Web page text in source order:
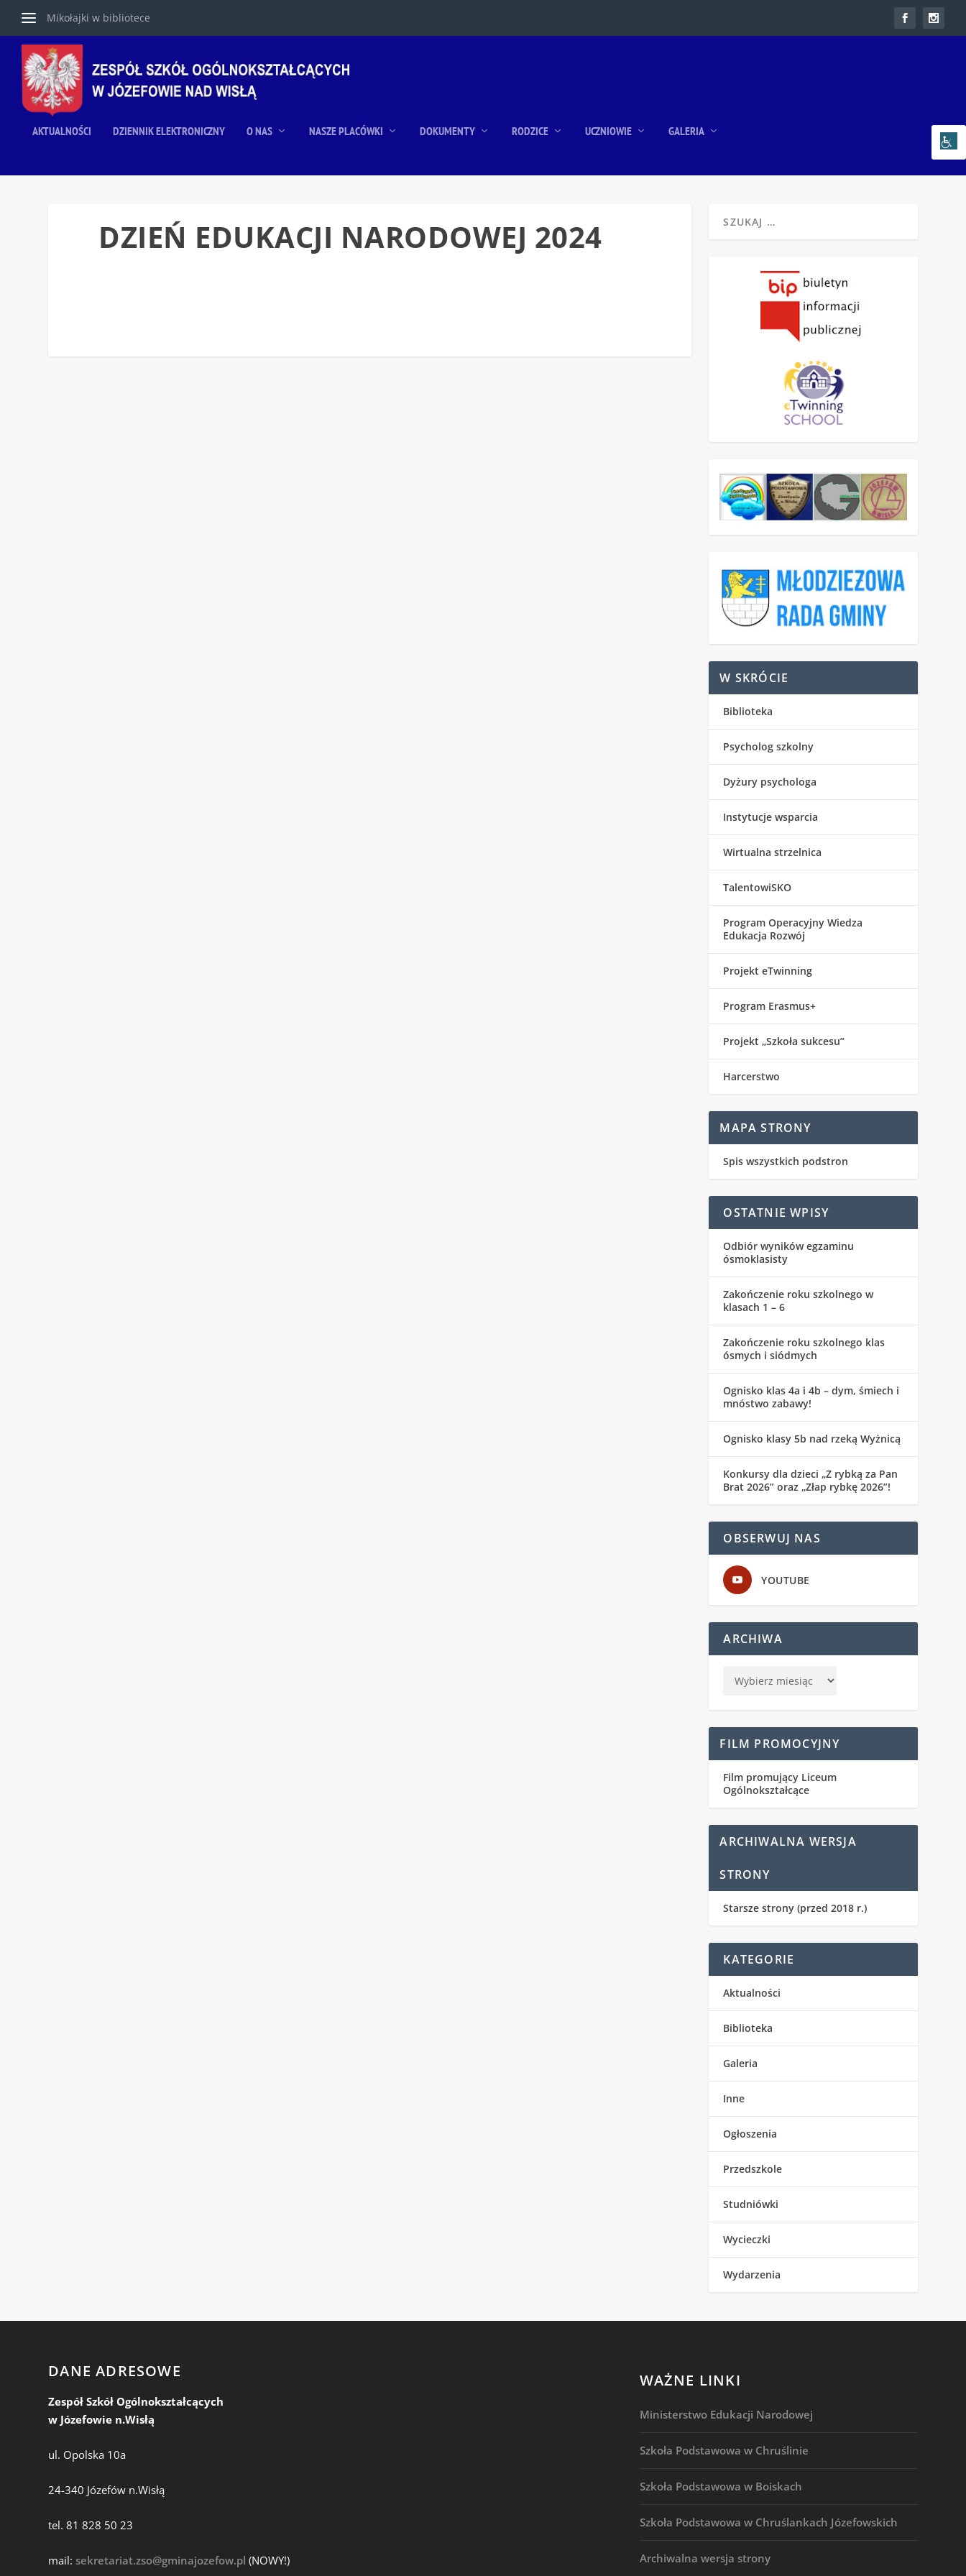
Mikołajki w bibliotece
AKTUALNOŚCI DZIENNIK ELEKTRONICZNY O NAS NASZE PLACÓWKI DOKUMENTY RODZICE UCZNIOWIE GALERIA
DZIEŃ EDUKACJI NARODOWEJ 2024
W SKRÓCIE
Biblioteka
Psycholog szkolny
Dyżury psychologa
Instytucje wsparcia
Wirtualna strzelnica
TalentowiSKO
Program Operacyjny Wiedza
Edukacja Rozwój
Projekt eTwinning
Program Erasmus+
Projekt „Szkoła sukcesu”
Harcerstwo
MAPA STRONY
Spis wszystkich podstron
OSTATNIE WPISY
Odbiór wyników egzaminu
ósmoklasisty
Zakończenie roku szkolnego w
klasach 1 – 6
Zakończenie roku szkolnego klas
ósmych i siódmych
Ognisko klas 4a i 4b – dym, śmiech i
mnóstwo zabawy!
Ognisko klasy 5b nad rzeką Wyżnicą
Konkursy dla dzieci „Z rybką za Pan
Brat 2026” oraz „Złap rybkę 2026”!
OBSERWUJ NAS
YOUTUBE
ARCHIWA
FILM PROMOCYJNY
Film promujący Liceum
Ogólnokształcące
ARCHIWALNA WERSJA
STRONY
Starsze strony (przed 2018 r.)
KATEGORIE
Aktualności
Biblioteka
Galeria
Inne
Ogłoszenia
Przedszkole
Studniówki
Wycieczki
Wydarzenia
DANE ADRESOWE
Zespół Szkół Ogólnokształcących
w Józefowie n.Wisłą
ul. Opolska 10a
24-340 Józefów n.Wisłą
tel. 81 828 50 23
mail:sekretariat.zso@gminajozefow.pl (NOWY!)
WAŻNE LINKI
Ministerstwo Edukacji Narodowej
Szkoła Podstawowa w Chruślinie
Szkoła Podstawowa w Boiskach
Szkoła Podstawowa w Chruślankach Józefowskich
Archiwalna wersja strony